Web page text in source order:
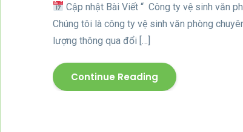
Cập nhật Bài Viết “ Công ty vệ sinh văn
Chúng tôi là công ty vệ sinh văn phòng
lượng thông qua đổi […]
Continue Reading